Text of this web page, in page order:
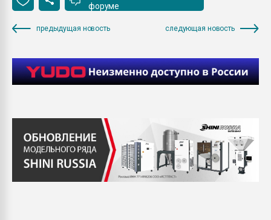
форуме
предыдущая новость следующая новость